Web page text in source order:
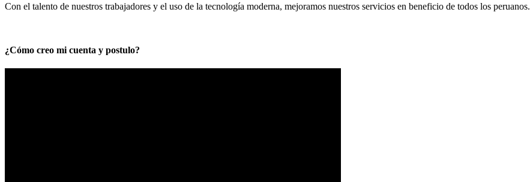
Con el talento de nuestros trabajadores y el uso de la tecnología moderna, mejoramos nuestros servicios en beneficio de todos los peruanos.
¿Cómo creo mi cuenta y postulo?